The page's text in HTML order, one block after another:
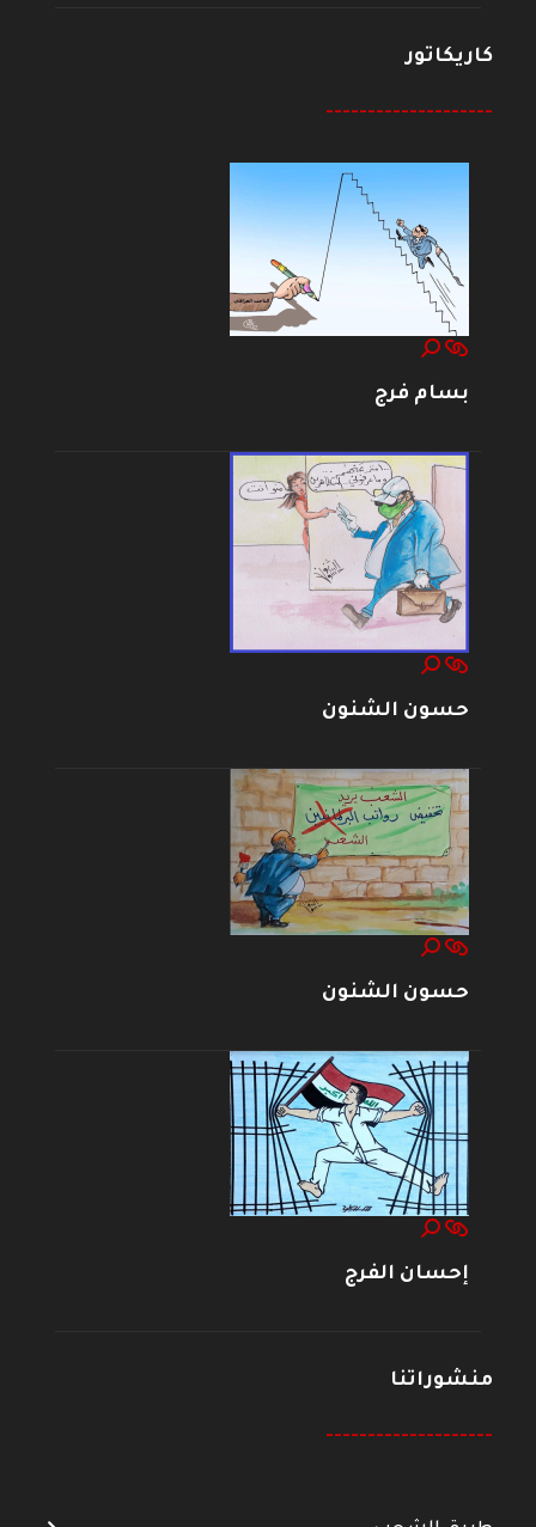
كاريكاتور
--------------------
بسام فرج
حسون الشنون
حسون الشنون
إحسان الفرج
منشوراتنا
--------------------